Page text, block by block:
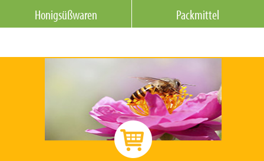
Honigsüßwaren
Packmittel